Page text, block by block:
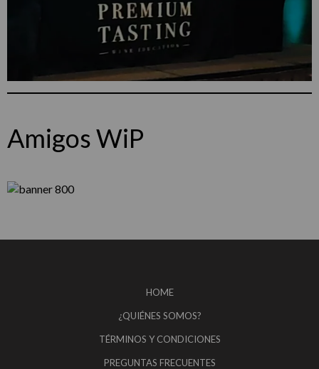
Amigos WiP
HOME
¿QUIÉNES SOMOS?
TÉRMINOS Y CONDICIONES
PREGUNTAS FRECUENTES